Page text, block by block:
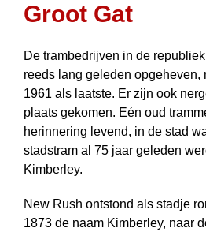
Groot Gat
De trambedrijven in de
reeds lang geleden opgeheven,
1961 als laatste. Er zijn ook
plaats gekomen. Eén oud
herinnering levend, in de stad
stadstram al 75 jaar geleden
Kimberley.
New Rush ontstond als stadje
1873 de naam Kimberley, naar